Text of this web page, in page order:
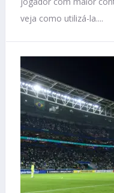
veja como utilizá-la....